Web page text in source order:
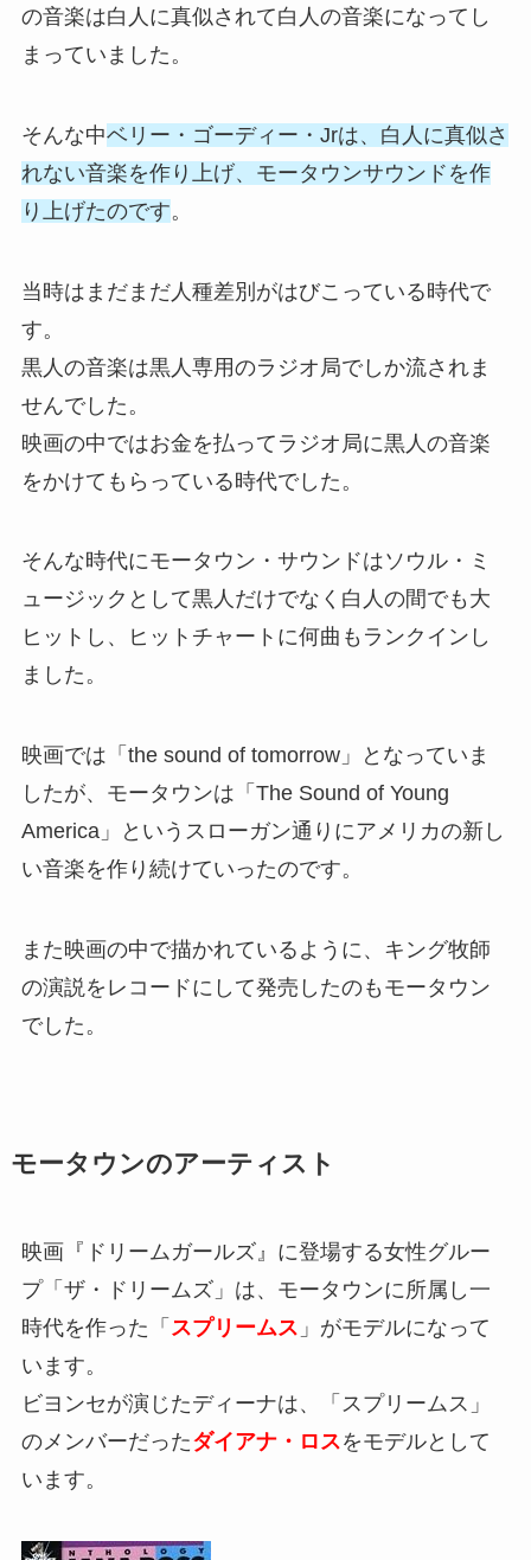
の音楽は白人に真似されて白人の音楽になってし
まっていました。
そんな中ベリー・ゴーディー・Jrは、白人に真似さ
れない音楽を作り上げ、モータウンサウンドを作
り上げたのです。
当時はまだまだ人種差別がはびこっている時代で
す。
黒人の音楽は黒人専用のラジオ局でしか流されま
せんでした。
映画の中ではお金を払ってラジオ局に黒人の音楽
をかけてもらっている時代でした。
そんな時代にモータウン・サウンドはソウル・ミ
ュージックとして黒人だけでなく白人の間でも大
ヒットし、ヒットチャートに何曲もランクインし
ました。
映画では「the sound of tomorrow」となっていま
したが、モータウンは「The Sound of Young
America」というスローガン通りにアメリカの新し
い音楽を作り続けていったのです。
また映画の中で描かれているように、キング牧師
の演説をレコードにして発売したのもモータウン
でした。
モータウンのアーティスト
映画『ドリームガールズ』に登場する女性グルー
プ「ザ・ドリームズ」は、モータウンに所属し一
時代を作った「 スプリームス 」がモデルになって
います。
ビヨンセが演じたディーナは、「スプリームス」
のメンバーだったダイアナ・ロスをモデルとして
います。